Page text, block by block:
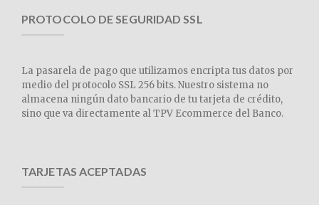
PROTOCOLO DE SEGURIDAD SSL
La pasarela de pago que utilizamos encripta tus datos por
medio del protocolo SSL 256 bits. Nuestro sistema no
almacena ningún dato bancario de tu tarjeta de crédito,
sino que va directamente al TPV Ecommerce del Banco.
TARJETAS ACEPTADAS